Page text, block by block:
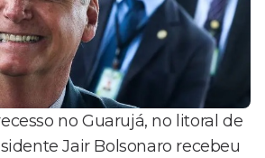
no Guarujá, no litoral de
Jair Bolsonaro recebeu